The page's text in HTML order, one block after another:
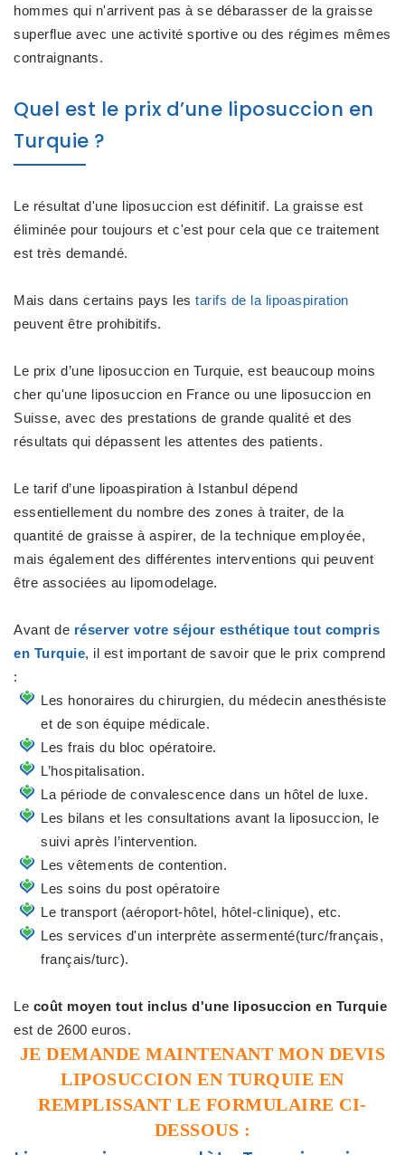
hommes qui n'arrivent pas à se débarasser de la graisse
superflue avec une activité sportive ou des régimes mêmes
contraignants.
Quel est le prix d’une liposuccion en
Turquie ?
Le résultat d'une liposuccion est définitif. La graisse est
éliminée pour toujours et c'est pour cela que ce traitement
est très demandé.
Mais dans certains pays les tarifs de la lipoaspiration
peuvent être prohibitifs.
Le prix d’une liposuccion en Turquie, est beaucoup moins
cher qu'une liposuccion en France ou une liposuccion en
Suisse, avec des prestations de grande qualité et des
résultats qui dépassent les attentes des patients.
Le tarif d’une lipoaspiration à Istanbul dépend
essentiellement du nombre des zones à traiter, de la
quantité de graisse à aspirer, de la technique employée,
mais également des différentes interventions qui peuvent
être associées au lipomodelage.
Avant de réserver votre séjour esthétique tout compris
en Turquie, il est important de savoir que le prix comprend
:
Les honoraires du chirurgien, du médecin anesthésiste
et de son équipe médicale.
Les frais du bloc opératoire.
L’hospitalisation.
La période de convalescence dans un hôtel de luxe.
Les bilans et les consultations avant la liposuccion, le
suivi après l’intervention.
Les vêtements de contention.
Les soins du post opératoire
Le transport (aéroport-hôtel, hôtel-clinique), etc.
Les services d'un interprète assermenté(turc/français,
français/turc).
Le coût moyen tout inclus d'une liposuccion en Turquie
est de 2600 euros.
JE DEMANDE MAINTENANT MON DEVIS
LIPOSUCCION EN TURQUIE EN
REMPLISSANT LE FORMULAIRE CI-
DESSOUS :